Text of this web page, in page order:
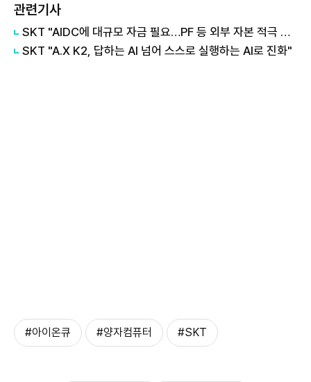
관련기사
SKT "AIDC에 대규모 자금 필요…PF 등 외부 자본 적극 활용"
SKT "A.X K2, 답하는 AI 넘어 스스로 실행하는 AI로 진화"
#아이온큐 #양자컴퓨터 #SKT